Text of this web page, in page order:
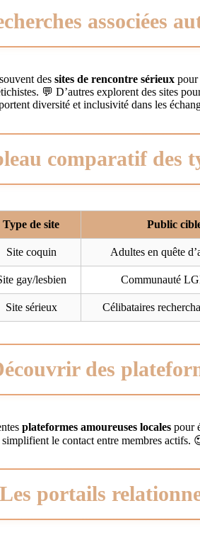
associées
des sites de rencontre sérieux pour
💬 D’autres explorent des sites
diversité et inclusivité dans les
comparatif des
Type de site Public
Site coquin Adultes en quête
gay/lesbien Communauté
Site sérieux Célibataires
des
plateformes amoureuses locales pour
simplifient le contact entre membres actifs.
Les portails